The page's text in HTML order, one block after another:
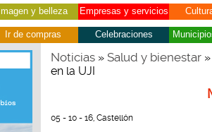
Imagen y belleza Empresas y servicios
Ir de compras Celebraciones
Noticias» Salud y bienestar»
en la UJI
05 - 10 - 16, Castellón